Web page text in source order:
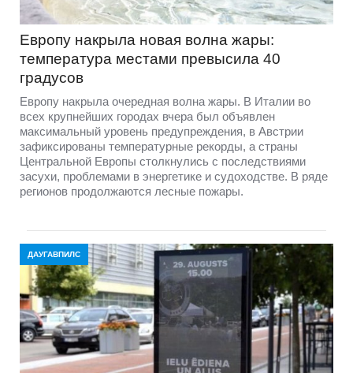
Европу накрыла новая волна жары:
температура местами превысила 40
градусов
Европу накрыла очередная волна жары. В Италии во
всех крупнейших городах вчера был объявлен
максимальный уровень предупреждения, в Австрии
зафиксированы температурные рекорды, а страны
Центральной Европы столкнулись с последствиями
засухи, проблемами в энергетике и судоходстве. В ряде
регионов продолжаются лесные пожары.
ДАУГАВПИЛС